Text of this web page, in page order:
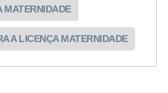
MATERNIDADE
A LICENÇA MATERNIDADE